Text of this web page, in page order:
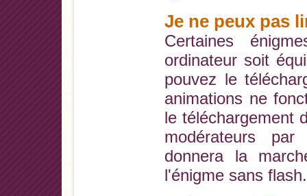
Je ne peux pas
Certaines
ordinateur soit
pouvez le
animations ne
le téléchargement
modérateurs
donnera la
l'énigme sans flash.